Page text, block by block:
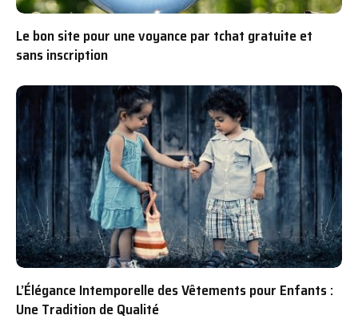
Le bon site pour une voyance par tchat gratuite et
sans inscription
L’Élégance Intemporelle des Vêtements pour Enfants :
Une Tradition de Qualité